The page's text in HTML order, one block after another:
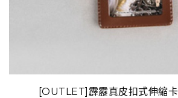
[OUTLET]霹靂真皮扣式伸縮